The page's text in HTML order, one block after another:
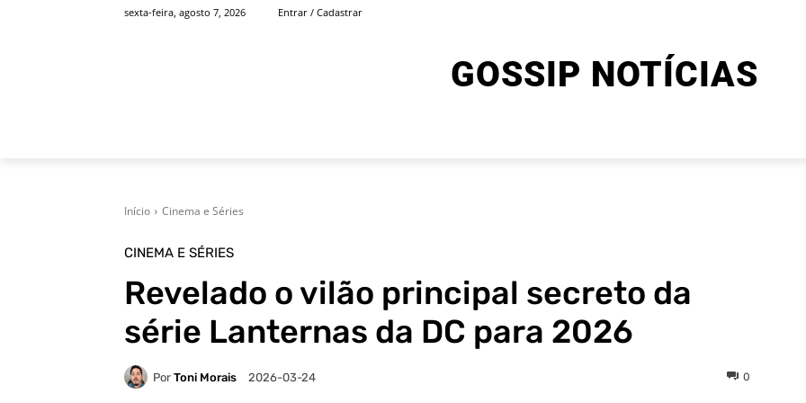
sexta-feira, agosto 7, 2026 Entrar / Cadastrar
GOSSIP NOTÍCIAS
Início Cinema e Séries
CINEMA E SÉRIES
Revelado o vilão principal secreto da
série Lanternas da DC para 2026
Por Toni Morais 2026-03-24 0